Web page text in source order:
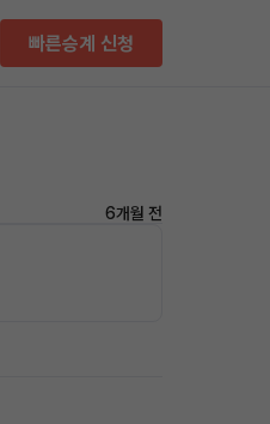
빠른승계 신청
6개월 전